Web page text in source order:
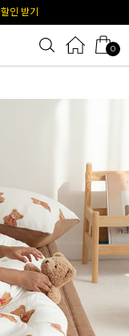
인 쿠폰
0